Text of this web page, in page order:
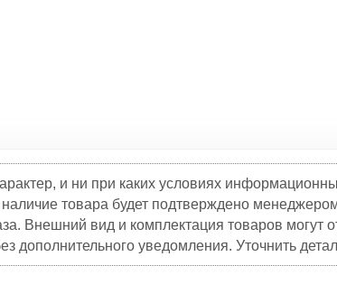
и ни при каких условиях
товара будет подтверждено
Внешний вид и комплектация товаров могут
дополнительного уведомления. Уточнить